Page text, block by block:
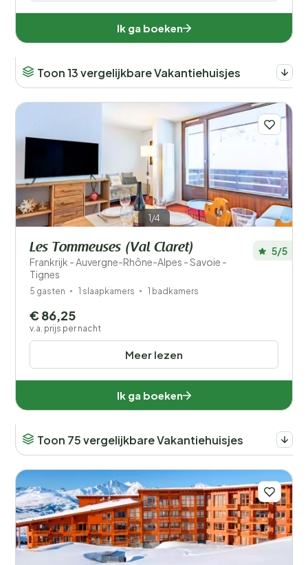
Ik ga boeken
Toon 13 vergelijkbare Vakantiehuisjes
1/4
Les Tommeuses (Val Claret)
Frankrijk - Auvergne-Rhône-Alpes - Savoie -
Tignes
5/5
5 gasten 1 slaapkamers 1 badkamers
Meer lezen
€ 86,25
v.a. prijs per nacht
Ik ga boeken
Toon 75 vergelijkbare Vakantiehuisjes